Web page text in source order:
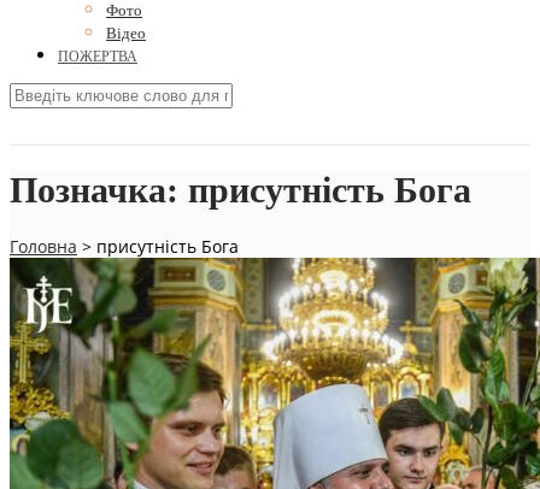
Фото
Відео
ПОЖЕРТВА
Позначка: присутність Бога
Головна > присутність Бога